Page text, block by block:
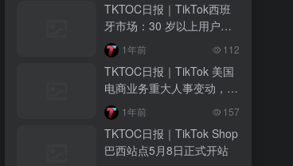
者接受 AI 代下单
TikTok Shop 爱尔兰全面开放入驻 本土
品牌可零门槛开店
音乐节降噪耳塞风靡欧美 DTC 品牌单日
营收突破 200 万元
TKTOC日报｜TikTok西班
牙市场：30 岁以上用户成
消费主力，女性引领
1年前 112
TKTOC日报｜TikTok 美国
电商业务重大人事变动，木
青接管整体运营
1年前 157
TKTOC日报｜TikTok Shop
巴西站点5月8日正式开站